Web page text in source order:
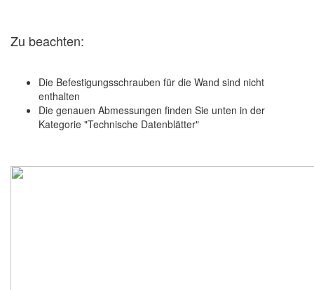
Zu beachten:
Die Befestigungsschrauben für die Wand sind nicht
enthalten
Die genauen Abmessungen finden Sie unten in der
Kategorie "Technische Datenblätter"